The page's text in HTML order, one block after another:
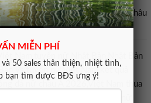
MIỄN PHÍ
50 sales thân thiện, nhiệt tình,
bạn tìm được BĐS ưng ý!
nữ Đài Bắc Trung Hoa khiến
nhì bảng C Giải bóng đá nữ châu
Nam,tuyển nữ Nhật Bản,Nhật Bản
vs tuyển nữ Việt Nam,kết quả
đá nữ châu Á 2026,Việt Nam thua
loại,vòng bảng Giải bóng đá nữ